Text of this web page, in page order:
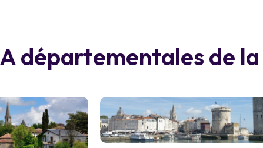
départementales de